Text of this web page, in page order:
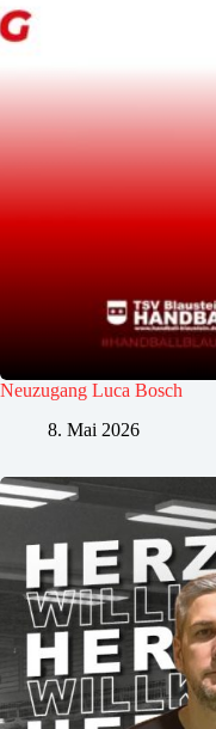
Neuzugang Luca Bosch
8. Mai 2026